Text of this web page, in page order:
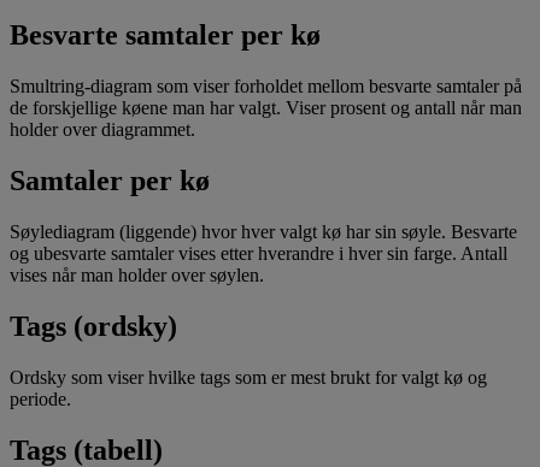
Besvarte samtaler per kø
Smultring-diagram som viser forholdet mellom besvarte samtaler på
de forskjellige køene man har valgt. Viser prosent og antall når man
holder over diagrammet.
Samtaler per kø
Søylediagram (liggende) hvor hver valgt kø har sin søyle. Besvarte
og ubesvarte samtaler vises etter hverandre i hver sin farge. Antall
vises når man holder over søylen.
Tags (ordsky)
Ordsky som viser hvilke tags som er mest brukt for valgt kø og
periode.
Tags (tabell)